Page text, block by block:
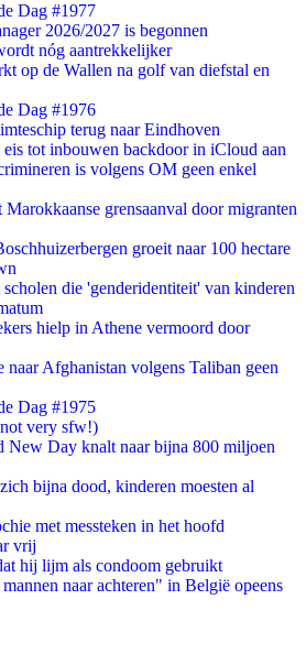
Dag #1977
2026/2027 is begonnen
nóg aantrekkelijker
op de Wallen na golf van diefstal en
Dag #1976
terug naar Eindhoven
tot inbouwen backdoor in iCloud aan
is volgens OM geen enkel
Marokkaanse grensaanval door migranten
groeit naar 100 hectare
die 'genderidentiteit' van kinderen
hielp in Athene vermoord door
Afghanistan volgens Taliban geen
Dag #1975
very sfw!)
New Day knalt naar bijna 800 miljoen
bijna dood, kinderen moesten al
met messteken in het hoofd
vrij
hij lijm als condoom gebruikt
naar achteren" in België opeens